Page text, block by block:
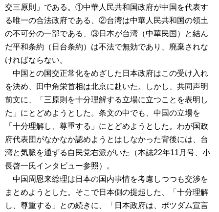
交三原則」である。①中華人民共和国政府が中国を代表す
る唯一の合法政府である、②台湾は中華人民共和国の領土
の不可分の一部である、③日本が台湾（中華民国）と結ん
だ平和条約（日台条約）は不法で無効であり、廃棄されな
ければならない。
中国との国交正常化をめざした日本政府はこの受け入れ
を決め、田中角栄首相は北京に赴いた。しかし、共同声明
前文に、「三原則を十分理解する立場に立つことを表明し
た」にとどめようとした。条文の中でも、中国の立場を
「十分理解し、尊重する」にとどめようとした。わが国政
府代表団がなかなか認めようとはしなかった背後には、台
湾と気脈を通ずる自民党右派がいた（本誌22年11月号、小
長啓一氏インタビュー参照）。
中国周恩来総理は日本の国内事情を考慮しつつも交渉を
まとめようとした。そこで日本側の提起した、「十分理解
し、尊重する」との続きに、「日本政府は、ポツダム宣言